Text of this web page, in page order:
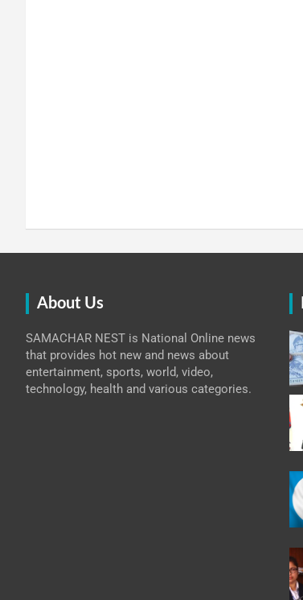
About Us
SAMACHAR NEST is National Online news
that provides hot new and news about
entertainment, sports, world, video,
technology, health and various categories.